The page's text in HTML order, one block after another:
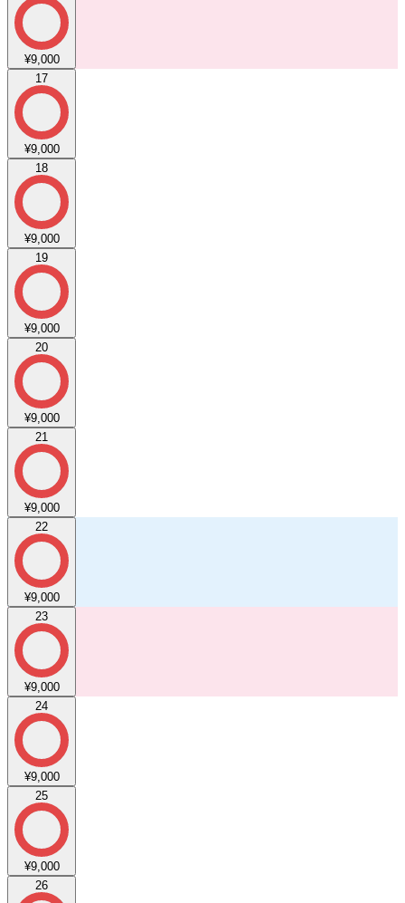
¥9,000
17
¥9,000
18
¥9,000
19
¥9,000
20
¥9,000
21
¥9,000
22
¥9,000
23
¥9,000
24
¥9,000
25
¥9,000
26